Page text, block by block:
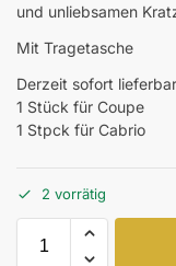
und unliebsamen
Mit Tragetasche
Derzeit sofort
1 Stück für Coupe
1 Stpck für Cabrio
2 vorrätig